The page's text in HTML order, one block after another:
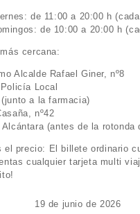
de 11:00 a 20:00 h (cada
de 10:00 a 20:00 h
cercana:
Alcalde Rafael Giner, nº8
Local
a la farmacia)
nº42
Alcántara (antes de la rotonda
el precio: El billete ordinario
cualquier tarjeta multi
19 de junio de 2026